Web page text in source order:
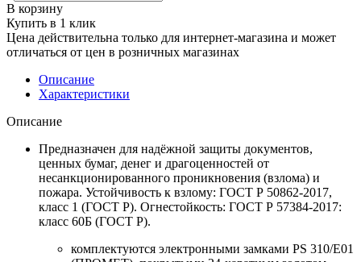
В корзину
Купить в 1 клик
Цена действительна только для интернет-магазина и может
отличаться от цен в розничных магазинах
Описание
Характеристики
Описание
Предназначен для надёжной защиты документов,
ценных бумаг, денег и драгоценностей от
несанкционированного проникновения (взлома) и
пожара. Устойчивость к взлому: ГОСТ Р 50862-2017,
класс 1 (ГОСТ Р). Огнестойкость: ГОСТ Р 57384-2017:
класс 60Б (ГОСТ Р).
комплектуются электронными замками PS 310/E01